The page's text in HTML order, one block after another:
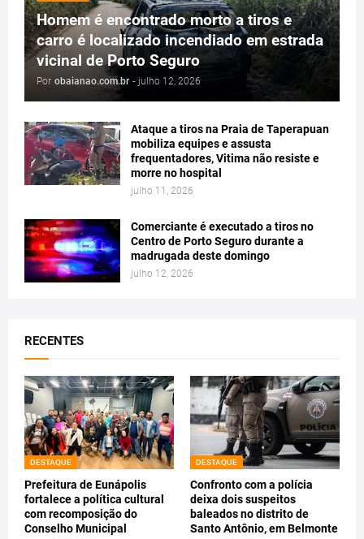
Homem é encontrado morto a tiros e
carro é localizado incendiado em estrada
vicinal de Porto Seguro
Por obaianao.com.br - julho 12, 2026
Ataque a tiros na Praia de Taperapuan
mobiliza equipes e assusta
frequentadores, Vitima não resiste e
morre no hospital
julho 11, 2026
Comerciante é executado a tiros no
Centro de Porto Seguro durante a
madrugada deste domingo
julho 12, 2026
RECENTES
DESTAQUE
Prefeitura de Eunápolis
fortalece a política cultural
com recomposição do
Conselho Municipal
DESTAQUE
Confronto com a polícia
deixa dois suspeitos
baleados no distrito de
Santo Antônio, em Belmonte